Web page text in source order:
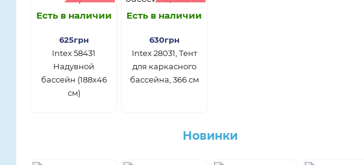
Есть в наличии
625грн
Intex 58431
Надувной
бассейн (188х46
см)
Есть в наличии
630грн
Intex 28031, Тент
для каркасного
бассейна, 366 см
Новинки